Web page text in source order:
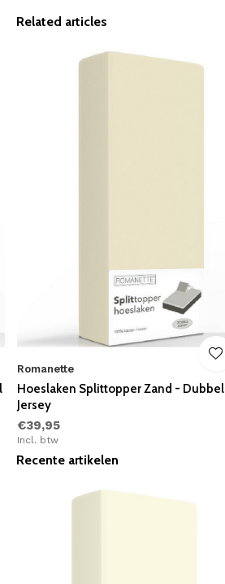
Related articles
Romanette
Hoeslaken Splittopper Zand - Dubbel
Jersey
€39,95
Incl. btw
Recente artikelen